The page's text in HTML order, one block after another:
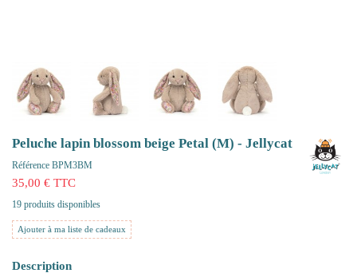
Peluche lapin blossom beige Petal (M) - Jellycat
Référence BPM3BM
35,00 € TTC
19 produits disponibles
Ajouter à ma liste de cadeaux
Description